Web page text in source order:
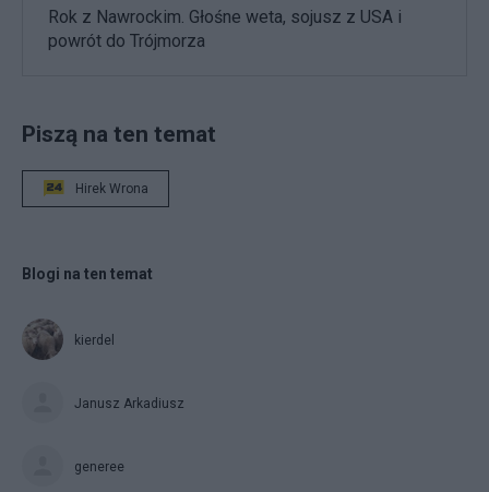
Rok z Nawrockim. Głośne weta, sojusz z USA i
powrót do Trójmorza
Piszą na ten temat
Hirek Wrona
Blogi na ten temat
kierdel
Janusz Arkadiusz
generee